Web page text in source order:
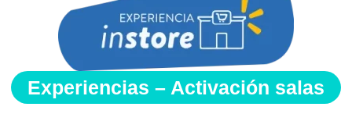
Experiencias – Activación salas